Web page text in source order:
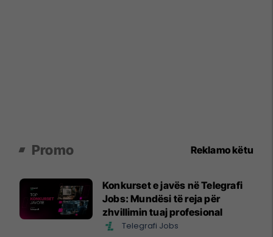
Promo Reklamo këtu
Konkurset e javës në Telegrafi
Jobs: Mundësi të reja për
zhvillimin tuaj profesional
Telegrafi Jobs